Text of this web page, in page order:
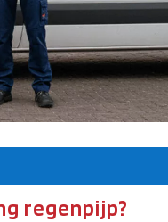
regenpijp?